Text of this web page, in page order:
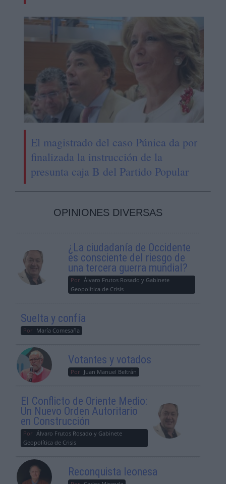
El magistrado del caso Púnica da por
finalizada la instrucción de la
presunta caja B del Partido Popular
OPINIONES DIVERSAS
¿La ciudadanía de Occidente
es consciente del riesgo de
una tercera guerra mundial?
Por Álvaro Frutos Rosado y Gabinete
Geopolítica de Crisis
Suelta y confía
Por María Comesaña
Votantes y votados
Por Juan Manuel Beltrán
El Conflicto de Oriente Medio:
Un Nuevo Orden Autoritario
en Construcción
Por Álvaro Frutos Rosado y Gabinete
Geopolítica de Crisis
Reconquista leonesa